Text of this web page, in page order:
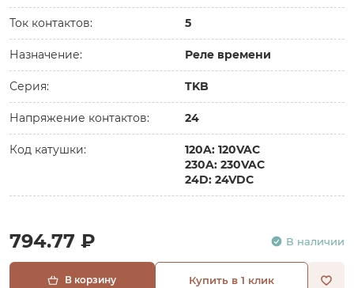
Ток контактов: 5
Назначение: Реле времени
Серия: TKB
Напряжение контактов: 24
Код катушки:
120A: 120VAC
230A: 230VAC
24D: 24VDC
794.77 ₽ В наличии
В корзину Купить в 1 клик